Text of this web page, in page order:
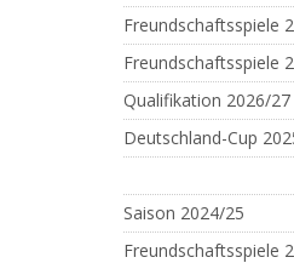
Freundschaftsspiele
Freundschaftsspiele
Qualifikation 2026/27
Deutschland-Cup
Saison 2024/25
Freundschaftsspiele